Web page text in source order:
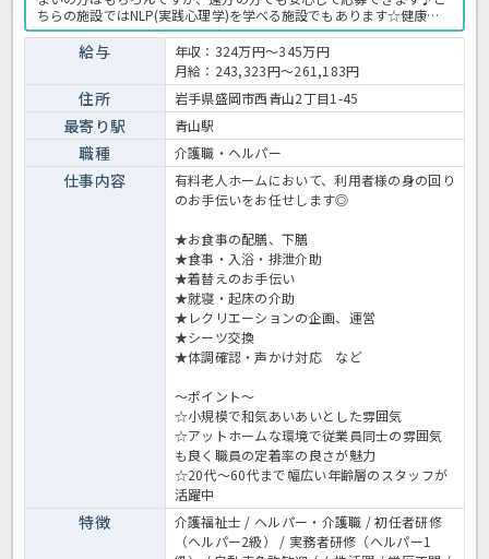
ちらの施設ではNLP(実践心理学)を学べる施設でもあります☆健康に
留意した設備も整え、職員さんも元気に勤務できる環境づくりに力を
入れているのも魅力の一つです！！気になる方はお気軽にほっ介護ま
でお問い合わせください！有料老人ホームでの介護業務全般です。 ＜
介護職 正職員 有料老人ホームの求人＞
給与
年収：324万円～345万円
月給：243,323円～261,183円
住所 岩手県盛岡市西青山2丁目1-45
最寄り駅 青山駅
職種 介護職・ヘルパー
仕事内容
有料老人ホームにおいて、利用者様の身の回り
のお手伝いをお任せします◎
★お食事の配膳、下膳
★食事・入浴・排泄介助
★着替えのお手伝い
★就寝・起床の介助
★レクリエーションの企画、運営
★シーツ交換
★体調確認・声かけ対応 など
～ポイント～
☆小規模で和気あいあいとした雰囲気
☆アットホームな環境で従業員同士の雰囲気
も良く職員の定着率の良さが魅力
☆20代～60代まで幅広い年齢層のスタッフが
活躍中
特徴
介護福祉士 / ヘルパー・介護職 / 初任者研修
（ヘルパー2級） / 実務者研修（ヘルパー1